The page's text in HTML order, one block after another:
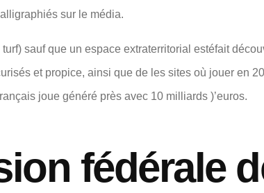
sur le média.
sauf que un espace extraterritorial estéfait
et propice, ainsi que de les sites où jouer en
joue généré près avec 10 milliards )’euros.
fédérale